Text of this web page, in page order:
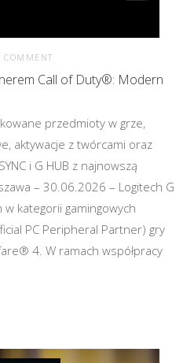
COMMENT
Call of Duty®: Modern
przedmioty w grze,
aktywacje z twórcami oraz
i G HUB z najnowszą
– 30.06.2026 – Logitech G
kategorii gamingowych
PC Peripheral Partner) gry
4. W ramach współpracy